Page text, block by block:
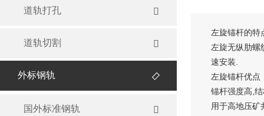
左旋锚杆的特
左旋无纵肋螺
速安装.
左旋锚杆优点
锚杆强度高,
用于高地压矿
道轨打孔 
道轨切割 
外标钢轨 
国外标准钢轨 